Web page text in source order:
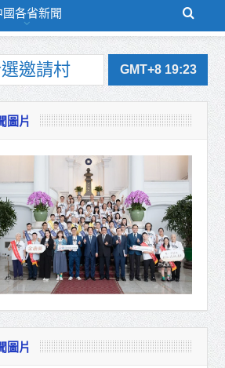
國各省新聞
香
存 打造
學製程進
GMT+8 19:23
圖片
圖片